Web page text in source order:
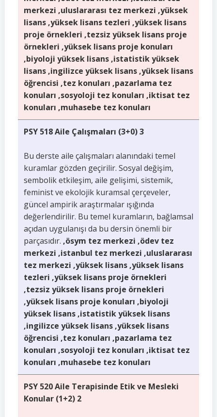
merkezi ,uluslararası tez merkezi ,yüksek
lisans ,yüksek lisans tezleri ,yüksek lisans
proje örnekleri ,tezsiz yüksek lisans proje
örnekleri ,yüksek lisans proje konuları
,biyoloji yüksek lisans ,istatistik yüksek
lisans ,ingilizce yüksek lisans ,yüksek lisans
öğrencisi ,tez konuları ,pazarlama tez
konuları ,sosyoloji tez konuları ,iktisat tez
konuları ,muhasebe tez konuları
PSY 518 Aile Çalışmaları (3+0) 3
Bu derste aile çalışmaları alanındaki temel
kuramlar gözden geçirilir. Sosyal değişim,
sembolik etkileşim, aile gelişimi, sistemik,
feminist ve ekolojik kuramsal çerçeveler,
güncel ampirik araştırmalar ışığında
değerlendirilir. Bu temel kuramların, bağlamsal
açıdan uygulanışı da bu dersin önemli bir
parçasıdır. ,ösym tez merkezi ,ödev tez
merkezi ,istanbul tez merkezi ,uluslararası
tez merkezi ,yüksek lisans ,yüksek lisans
tezleri ,yüksek lisans proje örnekleri
,tezsiz yüksek lisans proje örnekleri
,yüksek lisans proje konuları ,biyoloji
yüksek lisans ,istatistik yüksek lisans
,ingilizce yüksek lisans ,yüksek lisans
öğrencisi ,tez konuları ,pazarlama tez
konuları ,sosyoloji tez konuları ,iktisat tez
konuları ,muhasebe tez konuları
PSY 520 Aile Terapisinde Etik ve Mesleki
Konular (1+2) 2